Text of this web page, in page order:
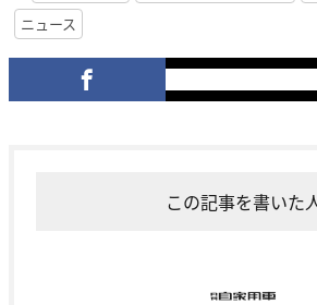
ニュース
この記事を書いた